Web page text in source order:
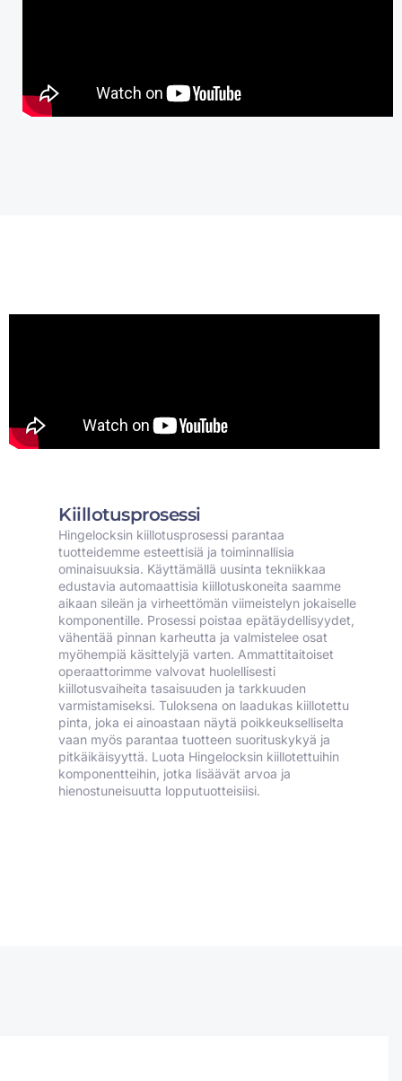
Kiillotusprosessi
Hingelocksin kiillotusprosessi parantaa
tuotteidemme esteettisiä ja toiminnallisia
ominaisuuksia. Käyttämällä uusinta tekniikkaa
edustavia automaattisia kiillotuskoneita saamme
aikaan sileän ja virheettömän viimeistelyn jokaiselle
komponentille. Prosessi poistaa epätäydellisyydet,
vähentää pinnan karheutta ja valmistelee osat
myöhempiä käsittelyjä varten. Ammattitaitoiset
operaattorimme valvovat huolellisesti
kiillotusvaiheita tasaisuuden ja tarkkuuden
varmistamiseksi. Tuloksena on laadukas kiillotettu
pinta, joka ei ainoastaan näytä poikkeukselliselta
vaan myös parantaa tuotteen suorituskykyä ja
pitkäikäisyyttä. Luota Hingelocksin kiillotettuihin
komponentteihin, jotka lisäävät arvoa ja
hienostuneisuutta lopputuotteisiisi.